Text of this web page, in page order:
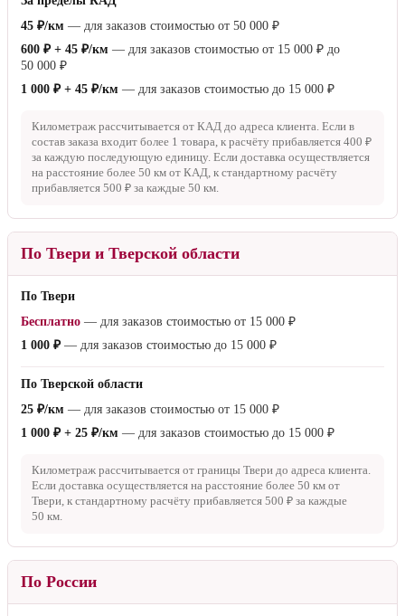
45 ₽/км — для заказов стоимостью от 50 000 ₽
600 ₽ + 45 ₽/км — для заказов стоимостью от 15 000 ₽ до
50 000 ₽
1 000 ₽ + 45 ₽/км — для заказов стоимостью до 15 000 ₽
Километраж рассчитывается от КАД до адреса клиента. Если в
состав заказа входит более 1 товара, к расчёту прибавляется 400 ₽
за каждую последующую единицу. Если доставка осуществляется
на расстояние более 50 км от КАД, к стандартному расчёту
прибавляется 500 ₽ за каждые 50 км
По Твери и Тверской области
По Твери
Бесплатно — для заказов стоимостью от 15 000 ₽
1 000 ₽— для заказов стоимостью до 15 000 ₽
По Тверской области
25 ₽/км — для заказов стоимостью от 15 000 ₽
1 000 ₽ + 25 ₽/км — для заказов стоимостью до 15 000 ₽
Километраж рассчитывается от границы Твери до адреса клиента.
Если доставка осуществляется на расстояние более 50 км от
Твери, к стандартному расчёту прибавляется 500 ₽ за каждые
50 км
По России